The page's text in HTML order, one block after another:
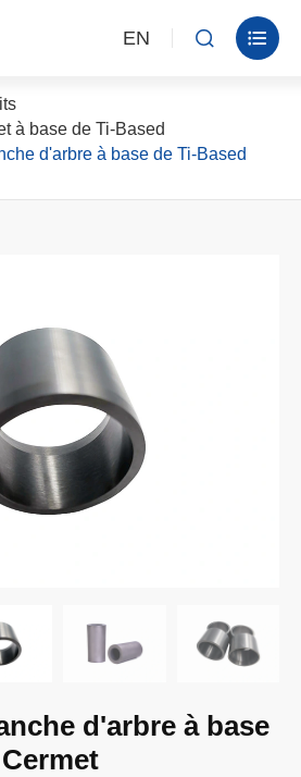
EN  
à base de Ti-Based
d'arbre à base de Ti-Based
d'arbre à base